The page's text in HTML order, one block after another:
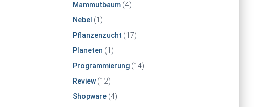
Mammutbaum(4)
Nebel (1)
Pflanzenzucht (17)
Planeten (1)
Programmierung(14)
Review(12)
Shopware(4)